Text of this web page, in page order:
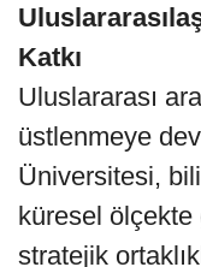
Katkı
Uluslararası
üstlenmeye
Üniversitesi,
küresel ölçekte
stratejik